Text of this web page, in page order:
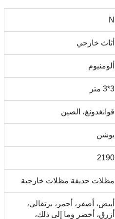
N
أثاث خارجي
ألومنيوم
3*3 متر
قوانغدونغ، الصين
يوشن
2190
مظلات حديقة مظلات خارجية
أبيض، أصفر، أحمر، برتقالي،
أزرق، أخضر وما إلى ذلك،